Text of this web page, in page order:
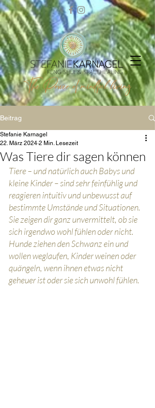
Beitrag
Was Tiere dir sagen können
Stefanie Karnagel
22. März 2024 2 Min. Lesezeit
Tiere – und natürlich auch Babys und
kleine Kinder – sind sehr feinfühlig und
reagieren intuitiv und unbewusst auf
bestimmte Umstände und Situationen.
Sie zeigen dir ganz unvermittelt, ob sie
sich irgendwo wohl fühlen oder nicht.
Hunde ziehen den Schwanz ein und
wollen weglaufen, Kinder weinen oder
quängeln, wenn ihnen etwas nicht
geheuer ist oder sie sich unwohl fühlen.